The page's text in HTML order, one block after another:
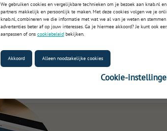
We gebruiken cookies en vergelijkbare technieken om je bezoek aan knab.nl
partners makkelijk en persoonlijk te maken. Met deze cookies volgen we je
knab.nl, combineren we die informatie met wat we al van je weten en
advertenties beter af op jouw interesses. Ga je hiermee akkoord? Je kunt ook
aanpassen of ons cookiebeleid bekijken.
Akkoord Alleen noodzakelijke cookies
Cookie-